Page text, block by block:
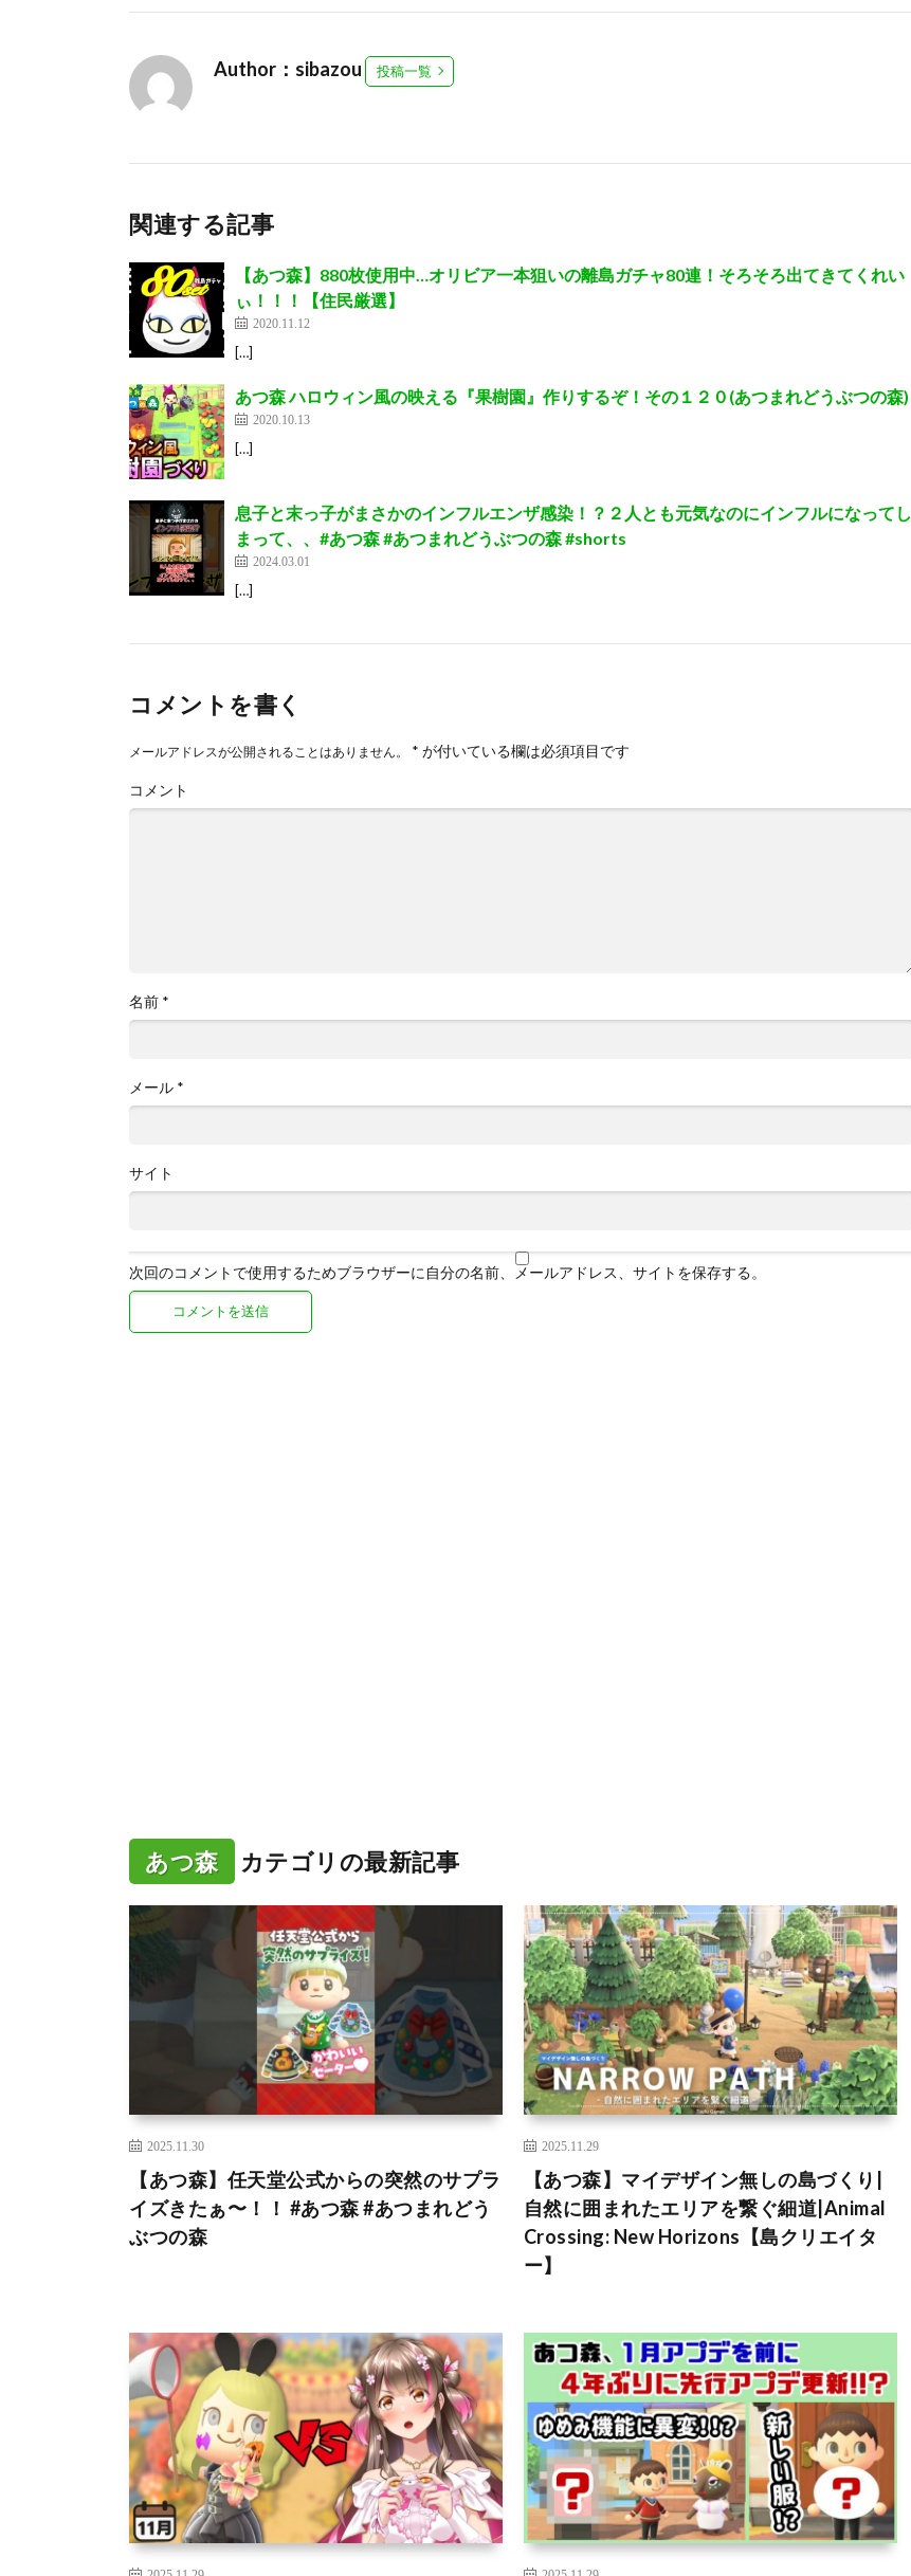
Author：sibazou 投稿一覧
関連する記事
【あつ森】880枚使用中…オリビア一本狙いの離島ガチャ80連！そろそろ出てきてくれい
ぃ！！！【住民厳選】
2020.11.12
[…]
あつ森 ハロウィン風の映える『果樹園』作りするぞ！その１２０(あつまれどうぶつの森)
2020.10.13
[…]
息子と末っ子がまさかのインフルエンザ感染！？２人とも元気なのにインフルになってし
まって、、#あつ森 #あつまれどうぶつの森 #shorts
2024.03.01
[…]
コメントを書く
メールアドレスが公開されることはありません。 * が付いている欄は必須項目です
コメント
名前 *
メール *
サイト
次回のコメントで使用するためブラウザーに自分の名前、メールアドレス、サイトを保存する。
あつ森 カテゴリの最新記事
2025.11.30
【あつ森】任天堂公式からの突然のサプラ
イズきたぁ〜！！ #あつ森 #あつまれどう
ぶつの森
2025.11.29
【あつ森】マイデザイン無しの島づくり|
自然に囲まれたエリアを繋ぐ細道|Animal
Crossing: New Horizons【島クリエイタ
ー】